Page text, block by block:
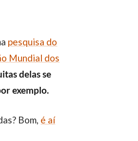
pesquisa do
Mundial dos
delas se
exemplo.
Bom, é aí